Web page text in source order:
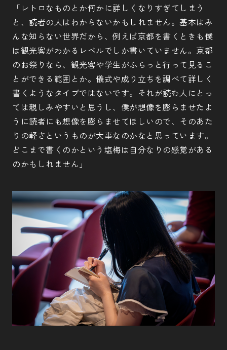
「レトロなものとか何かに詳しくなりすぎてしまう
と、読者の人はわからないかもしれません。基本はみ
んな知らない世界だから、例えば京都を書くときも僕
は観光客がわかるレベルでしか書いていません。京都
のお祭りなら、観光客や学生がふらっと行って見るこ
とができる範囲とか。儀式や成り立ちを調べて詳しく
書くようなタイプではないです。それが読む人にとっ
ては親しみやすいと思うし、僕が想像を膨らませたよ
うに読者にも想像を膨らませてほしいので、そのあた
りの軽さというものが大事なのかなと思っています。
どこまで書くのかという塩梅は自分なりの感覚がある
のかもしれません」